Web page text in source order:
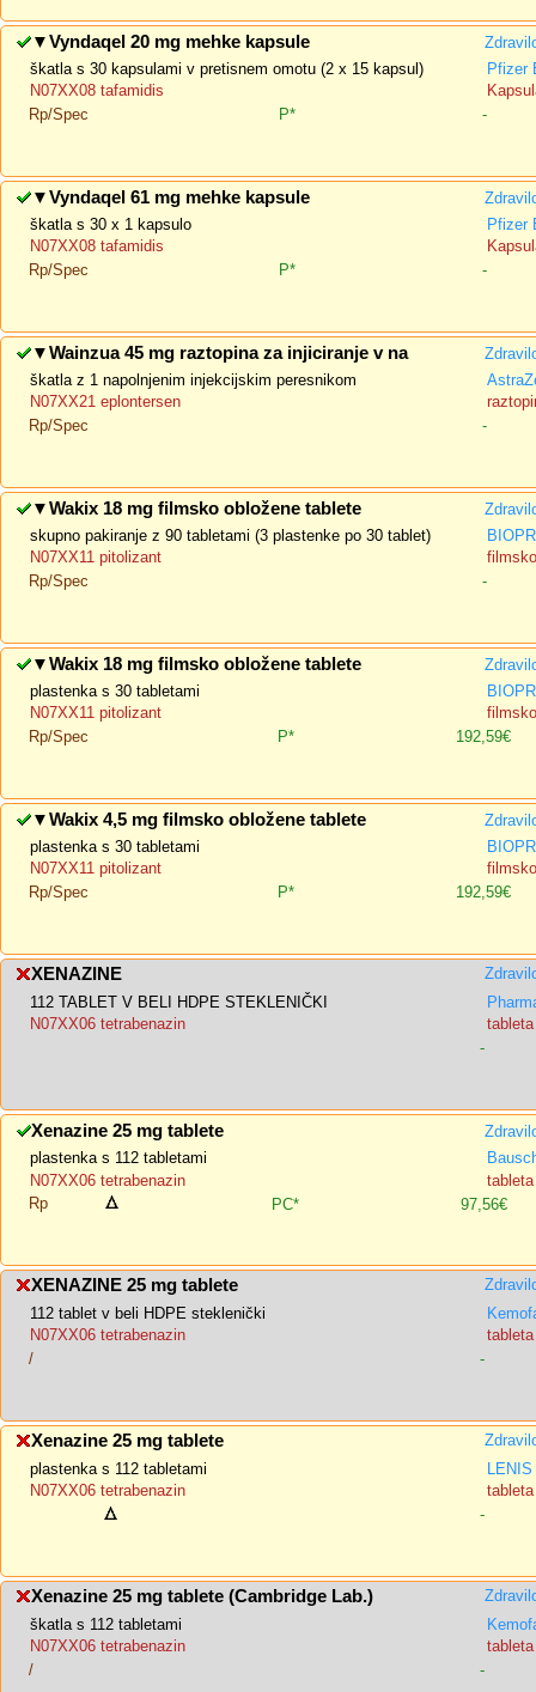
▼Vyndaqel 20 mg mehke kapsule
škatla s 30 kapsulami v pretisnem omotu (2 x 15 kapsul)
Pfizer
N07XX08 tafamidis
Rp/Spec
P* -
▼Vyndaqel 61 mg mehke kapsule
škatla s 30 x 1 kapsulo
Pfizer
N07XX08 tafamidis
Rp/Spec
P* -
▼Wainzua 45 mg raztopina za injiciranje v na
škatla z 1 napolnjenim injekcijskim peresnikom
N07XX21 eplontersen
Rp/Spec
-
▼Wakix 18 mg filmsko obložene tablete
skupno pakiranje z 90 tabletami (3 plastenke po 30 tablet)
N07XX11 pitolizant
Rp/Spec
-
▼Wakix 18 mg filmsko obložene tablete
plastenka s 30 tabletami
N07XX11 pitolizant
Rp/Spec
P* 192,59€
▼Wakix 4,5 mg filmsko obložene tablete
plastenka s 30 tabletami
N07XX11 pitolizant
Rp/Spec
P* 192,59€
XENAZINE
112 TABLET V BELI HDPE STEKLENIČKI
N07XX06 tetrabenazin
tableta
-
Xenazine 25 mg tablete
plastenka s 112 tabletami
N07XX06 tetrabenazin
tableta
Rp
PC* 97,56€
XENAZINE 25 mg tablete
112 tablet v beli HDPE steklenički
N07XX06 tetrabenazin
tableta
/
-
Xenazine 25 mg tablete
plastenka s 112 tabletami
N07XX06 tetrabenazin
tableta
-
Xenazine 25 mg tablete (Cambridge Lab.)
škatla s 112 tabletami
N07XX06 tetrabenazin
tableta
/
-